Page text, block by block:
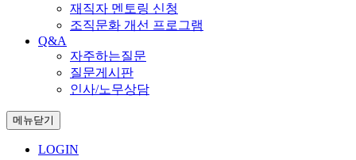
재직자 멘토링 신청
조직문화 개선 프로그램
Q&A
자주하는질문
질문게시판
인사/노무상담
메뉴닫기
LOGIN